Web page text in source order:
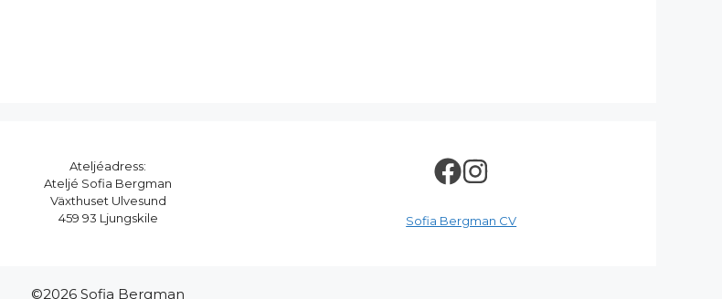
Ateljéadress:
Ateljé Sofia Bergman
Växthuset Ulvesund
459 93 Ljungskile
Sofia Bergman CV
©2026 Sofia Bergman